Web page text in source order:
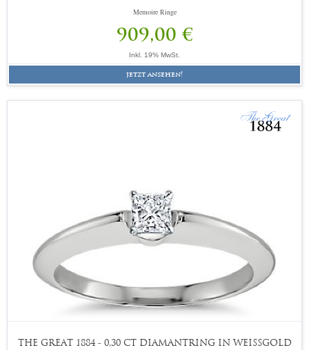
Memoire Ringe
909,00 €
Inkl. 19% MwSt.
jetzt ansehen!
THE GREAT 1884 - 0,30 CT DIAMANTRING IN WEISSGOLD